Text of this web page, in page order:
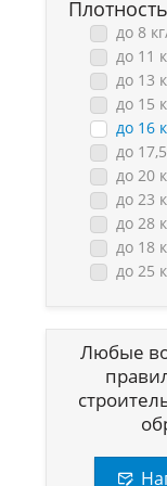
Плотность
до 8
до 11
до 13
до 15
до 16
до
до 20
до 23
до 28
до 18
до 25
Любые